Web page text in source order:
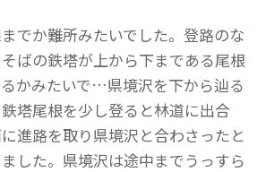
でか難所みたいでした。登路のな
ばの鉄塔が上から下まである尾根
かみたいで…県境沢を下から辿る
塔尾根を少し登ると林道に出合
進路を取り県境沢と合わさったと
した。県境沢は途中までうっすら